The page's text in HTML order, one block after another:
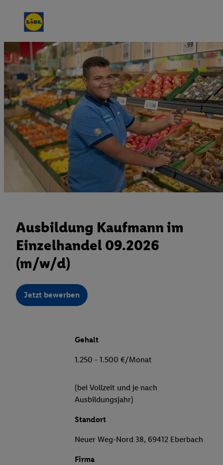
Ausbildung Kaufmann im
Einzelhandel 09.2026
(m/w/d)
Jetzt bewerben
Gehalt
1.250 - 1.500 €/Monat
(bei Vollzeit und je nach
Ausbildungsjahr)
Standort
Neuer Weg-Nord 38, 69412 Eberbach
Firma